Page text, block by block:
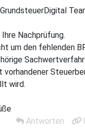
Nachprüfung.
um den fehlenden
vorhandener
wird.
Antworten